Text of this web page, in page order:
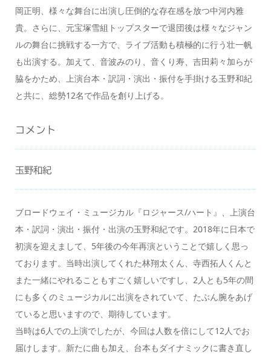
岡正明、様々な舞台に出演し圧倒的な存在感を放つ中河内雅
貴。さらに、元宝塚雪組トップスターで退団後は様々なジャン
ルの舞台に挑戦する一方で、ライブ活動も積極的に行う壮一帆
も出演する。加えて、音波みのり、音くり寿、吉田莉々加らが
脇をかため、上演台本・訳詞・演出・振付を手掛ける玉野和紀
と共に、総勢12名で作品を創り上げる。
コメント
玉野和紀
ブロードウェイ・ミュージカル『ロジャース/ハート』、上演台
本・訳詞・演出・振付・出演の玉野和紀です。2018年に日本で
初演を迎えまして、5年後の今年再演ということで嬉しく思っ
ております。当時出演してくれた林翔太くん、寺西拓人くんと
また一緒にやれることもすごく嬉しいですし、2人とも5年の間
にも多くのミュージカルに出演をされていて、たぶん腕をあげ
ていると思いますので、期待しています。
当時は6人での上演でしたが、今回は人数を倍にして12人でお
届けします。新たに曲も加え、台本もダイナミックに書き直し